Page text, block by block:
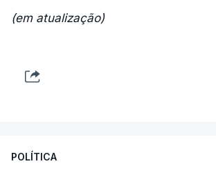
(em atualização)
POLÍTICA